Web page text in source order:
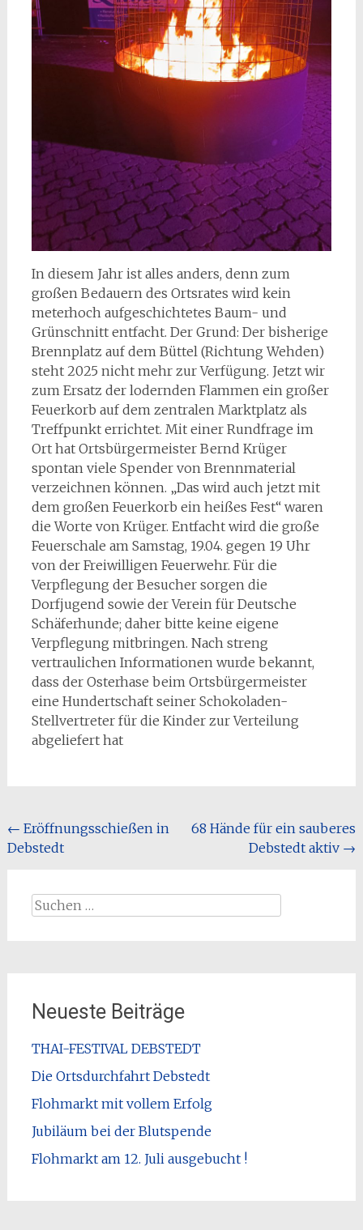
In diesem Jahr ist alles anders, denn zum
großen Bedauern des Ortsrates wird kein
meterhoch aufgeschichtetes Baum- und
Grünschnitt entfacht. Der Grund: Der bisherige
Brennplatz auf dem Büttel (Richtung Wehden)
steht 2025 nicht mehr zur Verfügung. Jetzt wir
zum Ersatz der lodernden Flammen ein großer
Feuerkorb auf dem zentralen Marktplatz als
Treffpunkt errichtet. Mit einer Rundfrage im
Ort hat Ortsbürgermeister Bernd Krüger
spontan viele Spender von Brennmaterial
verzeichnen können. „Das wird auch jetzt mit
dem großen Feuerkorb ein heißes Fest“ waren
die Worte von Krüger. Entfacht wird die große
Feuerschale am Samstag, 19.04. gegen 19 Uhr
von der Freiwilligen Feuerwehr. Für die
Verpflegung der Besucher sorgen die
Dorfjugend sowie der Verein für Deutsche
Schäferhunde; daher bitte keine eigene
Verpflegung mitbringen. Nach streng
vertraulichen Informationen wurde bekannt,
dass der Osterhase beim Ortsbürgermeister
eine Hundertschaft seiner Schokoladen-
Stellvertreter für die Kinder zur Verteilung
abgeliefert hat
Beitragsnavigation
← Eröffnungsschießen in
Debstedt
68 Hände für ein sauberes
Debstedt aktiv →
Suchen
Neueste Beiträge
THAI-FESTIVAL DEBSTEDT
Die Ortsdurchfahrt Debstedt
Flohmarkt mit vollem Erfolg
Jubiläum bei der Blutspende
Flohmarkt am 12. Juli ausgebucht !